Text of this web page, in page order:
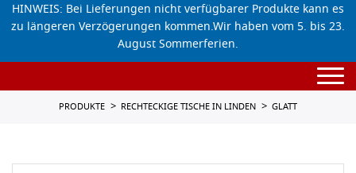
HINWEIS: Bei Lieferungen nicht verfügbarer Produkte kann es
zu längeren Verzögerungen kommen.Wir haben vom 5. bis 23.
August Sommerferien.
PRODUKTE RECHTECKIGE TISCHE IN LINDEN GLATT